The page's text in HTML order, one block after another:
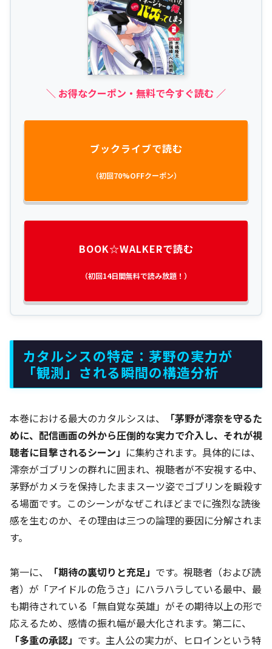
＼ お得なクーポン・無料で今すぐ読む ／
ブックライブで読む
（初回70%OFFクーポン）
BOOK☆WALKERで読む
（初回14日間無料で読み放題！）
カタルシスの特定：茅野の実力が
「観測」される瞬間の構造分析
本巻における最大のカタルシスは、
「茅野が澪奈を守るた
めに、配信画面の外から圧倒的な実力で介入し、それが視
聴者に目撃されるシーン」 に集約されます。具体的には、
澪奈がゴブリンの群れに囲まれ、視聴者が不安視する中、
茅野がカメラを保持したままスーツ姿でゴブリンを瞬殺す
る場面です。このシーンがなぜこれほどまでに強烈な読後
感を生むのか、その理由は三つの論理的要因に分解されま
す。
第一に、 「期待の裏切りと充足」 です。視聴者（および読
者）が「アイドルの危うさ」にハラハラしている最中、最
も期待されている「無自覚な英雄」がその期待以上の形で
応えるため、感情の振れ幅が最大化されます。第二に、
「多重の承認」 です。主人公の実力が、ヒロインという特